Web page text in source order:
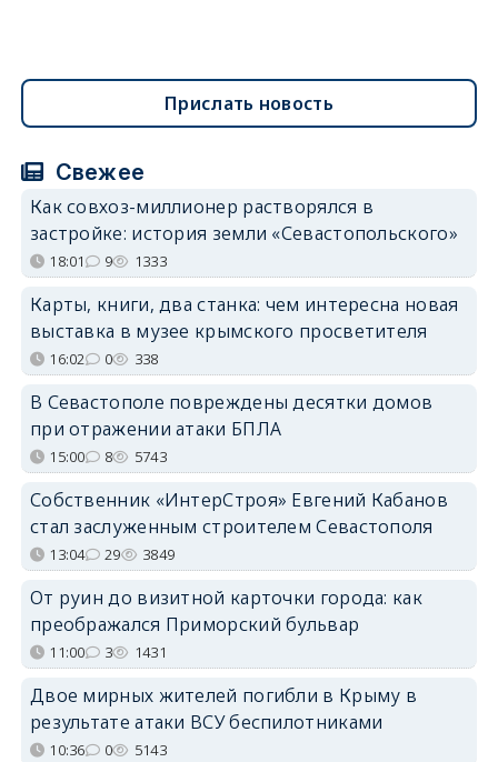
Прислать новость
Свежее
Как совхоз-миллионер растворялся в
застройке: история земли «Севастопольского»
18:01 9 1333
Карты, книги, два станка: чем интересна новая
выставка в музее крымского просветителя
16:02 0 338
В Севастополе повреждены десятки домов
при отражении атаки БПЛА
15:00 8 5743
Собственник «ИнтерСтроя» Евгений Кабанов
стал заслуженным строителем Севастополя
13:04 29 3849
От руин до визитной карточки города: как
преображался Приморский бульвар
11:00 3 1431
Двое мирных жителей погибли в Крыму в
результате атаки ВСУ беспилотниками
10:36 0 5143